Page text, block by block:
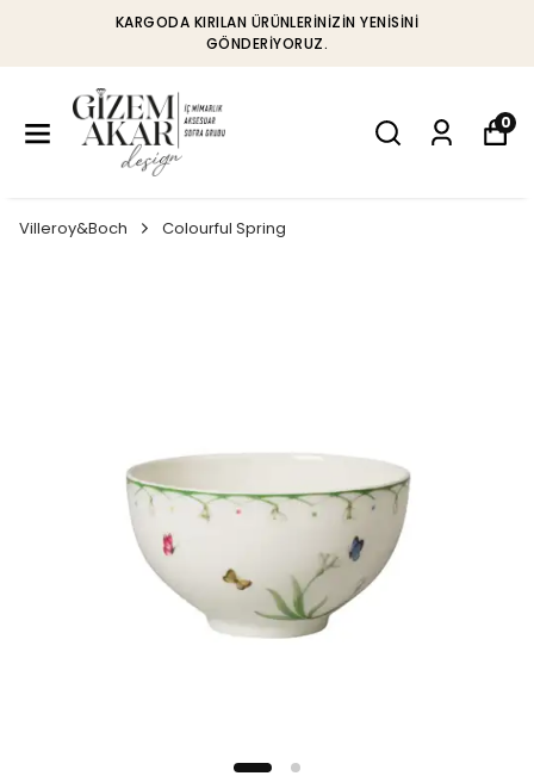
KARGODA KIRILAN ÜRÜNLERINIZIN YENISINI
GÖNDERIYORUZ.
0
Villeroy&Boch Colourful Spring